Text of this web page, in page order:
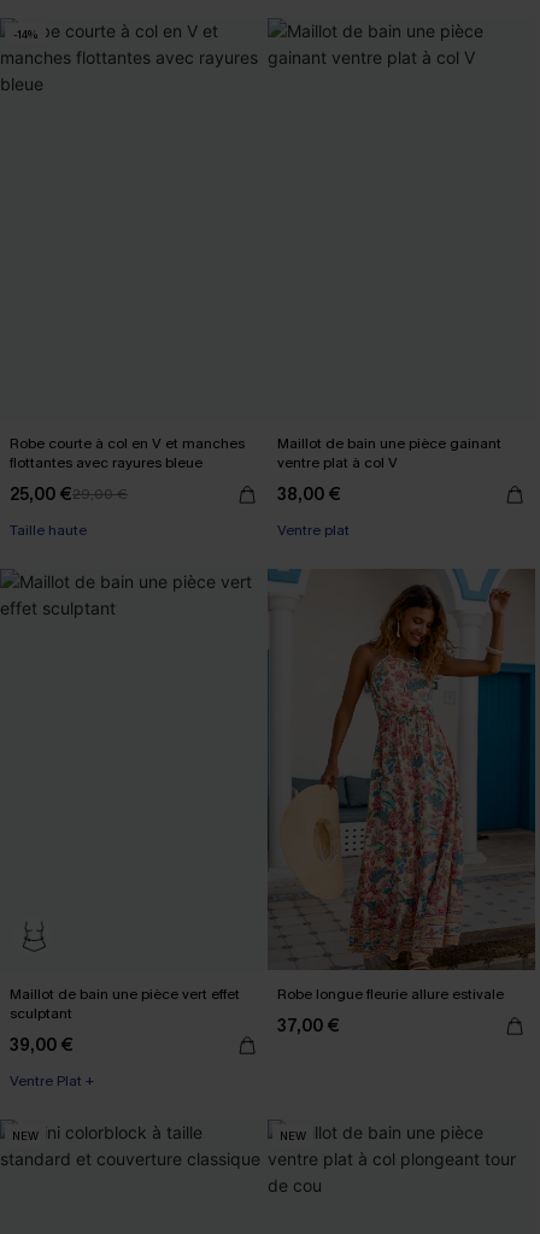
-14%
Robe courte à col en V et manches
flottantes avec rayures bleue
25,00 €29,00 €
Taille haute
Maillot de bain une pièce gainant
ventre plat à col V
38,00 €
Ventre plat
Maillot de bain une pièce vert effet
sculptant
39,00 €
Ventre Plat +
Robe longue fleurie allure estivale
37,00 €
NEW NEW